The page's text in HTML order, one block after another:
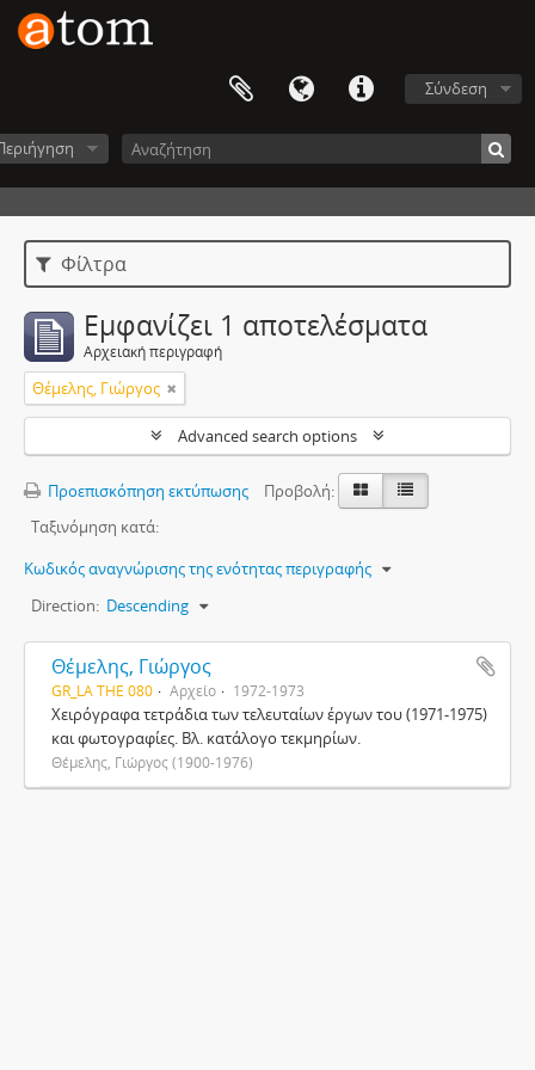
Σύνδεση
Φίλτρα
Εμφανίζει 1 αποτελέσματα
Αρχειακή περιγραφή
Θέμελης, Γιώργος
Advanced search options
Προεπισκόπηση εκτύπωσης
Προβολή:
Ταξινόμηση κατά:
Κωδικός αναγνώρισης της ενότητας περιγραφής
Direction: Descending
Θέμελης, Γιώργος
GR_LA THE 080 Αρχείο 1972-1973
Χειρόγραφα τετράδια των τελευταίων έργων του (1971-1975)
και φωτογραφίες. Βλ. κατάλογο τεκμηρίων.
Θέμελης, Γιώργος (1900-1976)